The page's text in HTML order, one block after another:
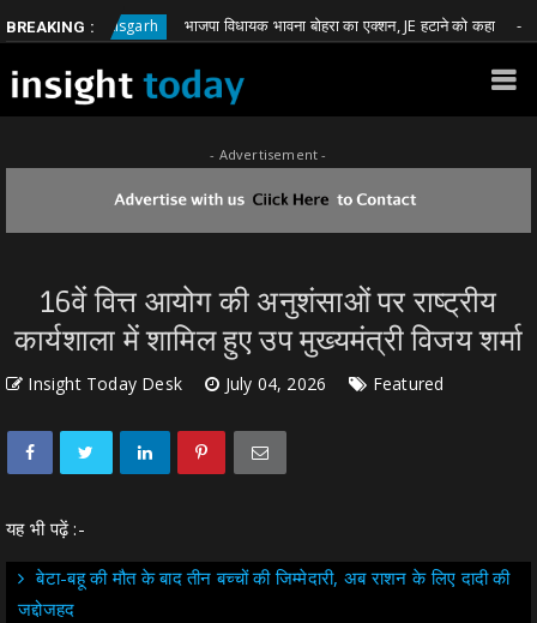
BREAKING :
Chhattisgarh भाजपा विधायक भावना बोहरा का एक्शन, JE हटाने को कहा
- Advertisement -
16वें वित्त आयोग की अनुशंसाओं पर राष्ट्रीय
कार्यशाला में शामिल हुए उप मुख्यमंत्री विजय शर्मा
Insight Today Desk July 04, 2026 Featured
यह भी पढ़ें :-
बेटा-बहू की मौत के बाद तीन बच्चों की जिम्मेदारी, अब राशन के लिए दादी की
जद्दोजहद